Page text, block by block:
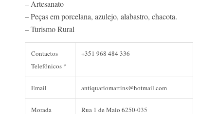
– Artesanato
– Peças em porcelana, azulejo, alabastro, chacota.
– Turismo Rural
Contactos
Telefónicos *
+351 968 484 336
Email antiquariomartins@hotmail.com
Morada Rua 1 de Maio 6250-035